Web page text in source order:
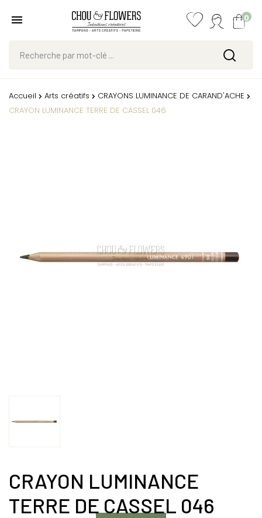
0
Accueil Arts créatifs
CRAYONS LUMINANCE DE CARAND'ACHE
CRAYON LUMINANCE TERRE DE CASSEL 046
CRAYON LUMINANCE
TERRE DE CASSEL 046